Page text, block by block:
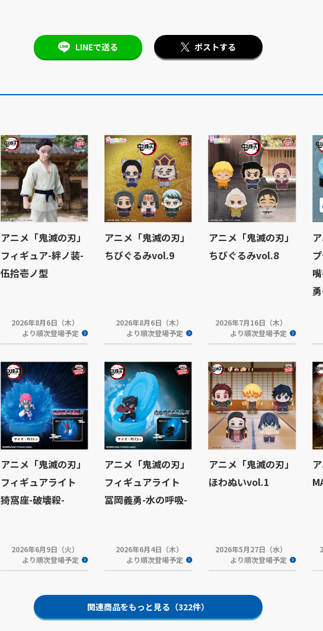
LINEで送る ポストする
アニメ「鬼滅の刃」
フィギュア-絆ノ装-
伍拾壱ノ型
2026年8月6日（木）
より順次登場予定
アニメ「鬼滅の刃」
ちびぐるみvol.9
2026年8月6日（木）
より順次登場予定
アニメ「鬼滅の刃」
ちびぐるみvol.8
2026年7月16日（木）
より順次登場予定
アニメ「鬼滅の刃」
フィギュアライト
猗窩座-破壊殺-
2026年6月9日（火）
より順次登場予定
アニメ「鬼滅の刃」
フィギュアライト
冨岡義勇-水の呼吸-
2026年6月4日（木）
より順次登場予定
アニメ「鬼滅の刃」
ほわぬいvol.1
2026年5月27日（水）
より順次登場予定
関連商品をもっと見る（322件）